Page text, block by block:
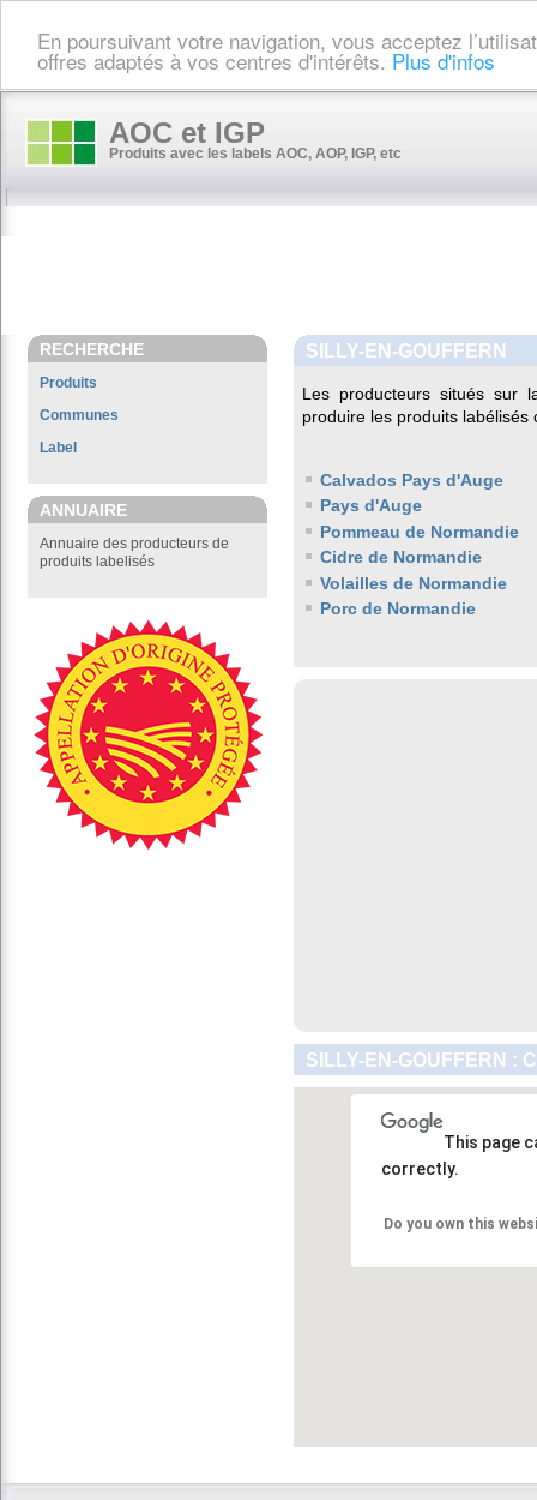
En poursuivant votre navigation, vous acceptez
offres adaptés à vos centres d'intérêts. Plus d'infos
AOC et IGP
Produits avec les labels AOC, AOP, IGP, etc
RECHERCHE
Produits
Communes
Label
ANNUAIRE
Annuaire des producteurs de
produits labelisés
SILLY-EN-GOUFFERN
Les producteurs situés sur
produire les produits labélisés
Calvados Pays d'Auge
Pays d'Auge
Pommeau de Normandie
Cidre de Normandie
Volailles de Normandie
Porc de Normandie
SILLY-EN-GOUFFERN :
This page
correctly.
Do you own this